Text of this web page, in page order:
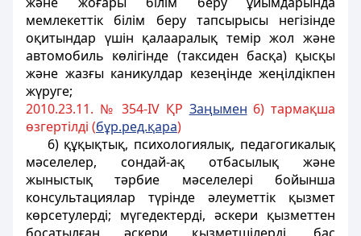
мемлекеттік білім беру тапсырысы негізiнде
оқитындар үшін қалааралық темір жол және
автомобиль көлiгiнде (таксиден басқа) қысқы
және жазғы каникулдар кезеңiнде жеңiлдiкпен
жүруге;
2010.23.11. № 354-IV ҚР Заңымен 6) тармақша
өзгертілді (бұр.ред.қара)
6) құқықтық, психологиялық, педагогикалық
мәселелер, сондай-ақ отбасылық және
жыныстық тәрбие мәселелерi бойынша
консультациялар түрiнде әлеуметтiк қызмет
көрсетулерді; мүгедектерді, әскери қызметтен